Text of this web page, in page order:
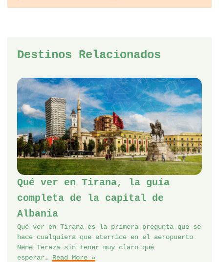
Destinos Relacionados
Qué ver en Tirana, la guía
completa de la capital de
Albania
Qué ver en Tirana es la primera pregunta que se
hace cualquiera que aterrice en el aeropuerto
Nënë Tereza sin tener muy claro qué
esperar… Read More »